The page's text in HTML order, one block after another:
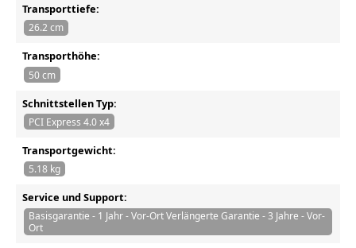
Transporttiefe:
26.2 cm
Transporthöhe:
50 cm
Schnittstellen Typ:
PCI Express 4.0 x4
Transportgewicht:
5.18 kg
Service und Support:
Basisgarantie - 1 Jahr - Vor-Ort Verlängerte Garantie - 3 Jahre - Vor-
Ort